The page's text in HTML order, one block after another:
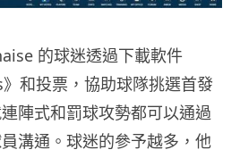
的球迷透過下載軟件
和投票，協助球隊挑選首發
陣式和罰球攻勢都可以通過
溝通。球迷的參予越多，他